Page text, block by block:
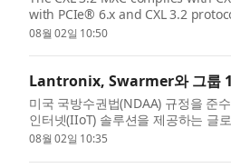
with PCIe® 6.x and CXL 3.2
DDR5 memory...
08월 02일 10:50
Lantronix, Swarmer와 그룹 1
미국 국방수권법(NDAA) 규정을 준
인터넷(IIoT) 솔루션을 제공하는 글
실...
08월 02일 10:35